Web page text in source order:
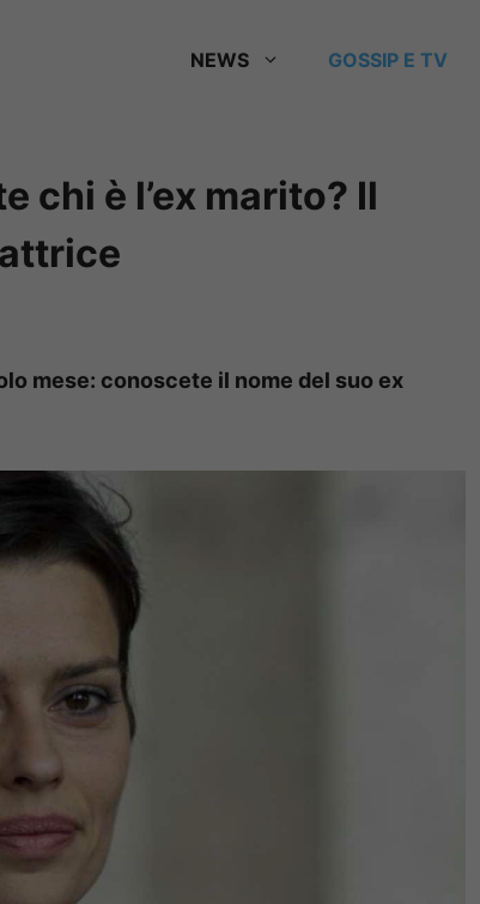
NEWS GOSSIP E TV
chi è l’ex marito? Il
mese: conoscete il nome del suo ex